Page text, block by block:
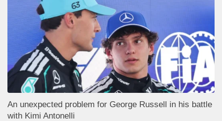
An unexpected problem for George Russell in his battle
with Kimi Antonelli